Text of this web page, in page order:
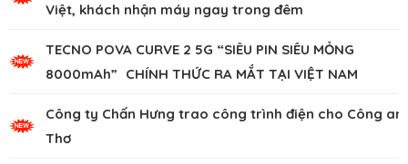
Việt, khách nhận máy ngay trong đêm
TECNO POVA CURVE 2 5G “SIÊU PIN SIÊU MỎNG
8000mAh” CHÍNH THỨC RA MẮT TẠI VIỆT NAM
Công ty Chấn Hưng trao công trình điện cho Công an
Thơ